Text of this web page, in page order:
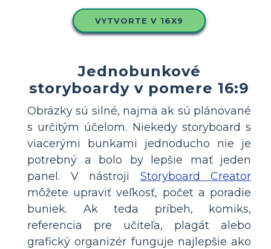
VYTVORTE V 16X9
Jednobunkové
storyboardy v pomere 16:9
Obrázky sú silné, najmä ak sú plánované
s určitým účelom. Niekedy storyboard s
viacerými bunkami jednoducho nie je
potrebný a bolo by lepšie mať jeden
panel. V nástroji Storyboard Creator
môžete upraviť veľkosť, počet a poradie
buniek. Ak teda príbeh, komiks,
referencia pre učiteľa, plagát alebo
grafický organizér funguje najlepšie ako